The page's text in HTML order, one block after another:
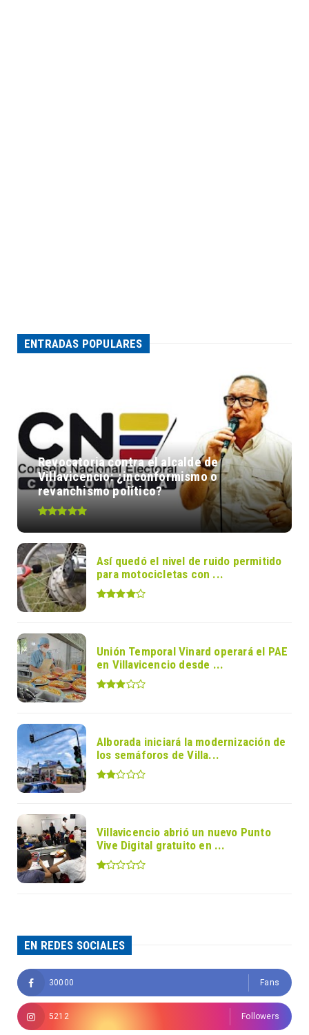
ENTRADAS POPULARES
Revocatoria contra el alcalde de
Villavicencio: ¿inconformismo o
revanchismo político?
Así quedó el nivel de ruido permitido
para motocicletas con ...
Unión Temporal Vinard operará el PAE
en Villavicencio desde ...
Alborada iniciará la modernización de
los semáforos de Villa...
Villavicencio abrió un nuevo Punto
Vive Digital gratuito en ...
EN REDES SOCIALES
30000 Fans
5212 Followers